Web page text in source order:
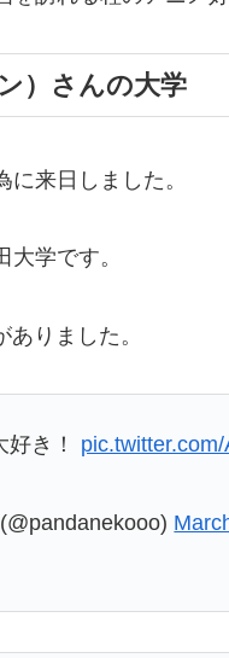
）さんの大学
に来日しました。
学です。
りました。
好き！